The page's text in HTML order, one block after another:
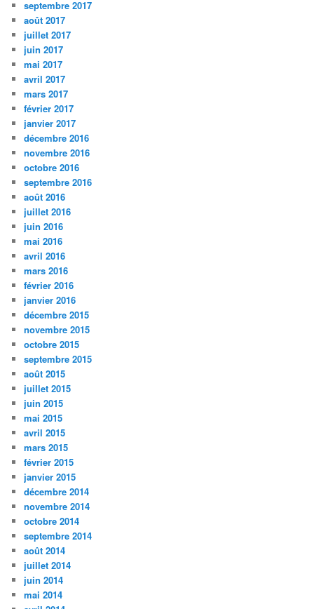
septembre 2017
août 2017
juillet 2017
juin 2017
mai 2017
avril 2017
mars 2017
février 2017
janvier 2017
décembre 2016
novembre 2016
octobre 2016
septembre 2016
août 2016
juillet 2016
juin 2016
mai 2016
avril 2016
mars 2016
février 2016
janvier 2016
décembre 2015
novembre 2015
octobre 2015
septembre 2015
août 2015
juillet 2015
juin 2015
mai 2015
avril 2015
mars 2015
février 2015
janvier 2015
décembre 2014
novembre 2014
octobre 2014
septembre 2014
août 2014
juillet 2014
juin 2014
mai 2014